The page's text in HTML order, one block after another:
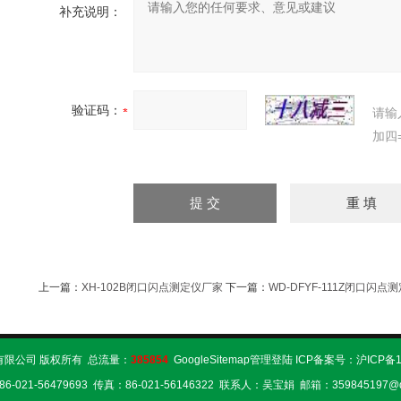
补充说明：
验证码：
请输
加四
上一篇： XH-102B闭口闪点测定仪厂家 下一篇： WD-DFYF-111Z闭口闪点
限公司 版权所有 总流量： 385854 GoogleSitemap管理登陆ICP备案号： 沪ICP备
021-56479693 传真：86-021-56146322 联系人：吴宝娟 邮箱：